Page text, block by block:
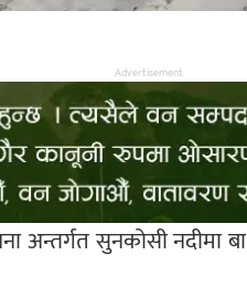
Advertisement
अन्तर्गत सुनकोसी